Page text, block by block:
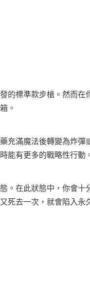
的標準款步槍。然而在
。
充滿魔法後轉變為炸彈
能有更多的戰略性行動
。在此狀態中，你會十
死去一次，就會陷入永